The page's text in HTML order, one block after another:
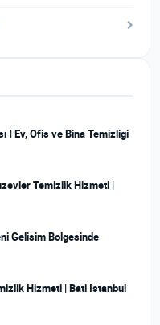
| Ev, Ofis ve Bina Temizligi
Temizlik Hizmeti |
Gelisim Bolgesinde
Hizmeti | Bati Istanbul